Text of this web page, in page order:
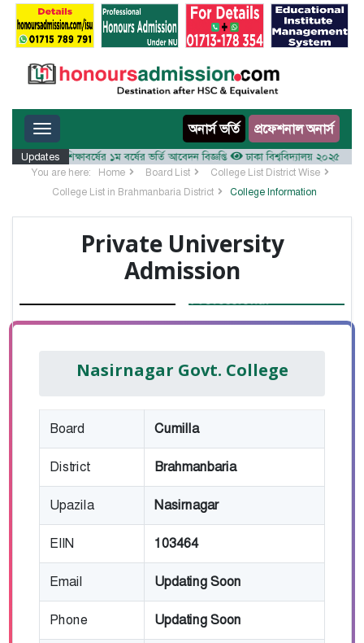
Toggle navigation অনার্স ভর্তি প্রফেশনাল অনার্স
Updates
২০২৫-২৬ শিক্ষাবর্ষের ১ম বর্ষের ভর্তি আবেদন বিজ্ঞপ্তি ঢাকা বিশ্ববিদ্যালয় ২০২৫-২৬
You are here: Home Board List
College List District Wise
College List in Brahmanbaria District
College Information
Private University
Admission
Nasirnagar Govt. College
Board Cumilla
District Brahmanbaria
Upazila Nasirnagar
EIIN 103464
Email Updating Soon
Phone Updating Soon